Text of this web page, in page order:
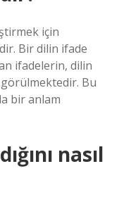
için
Bir dilin ifade
ifadelerin, dilin
görülmektedir. Bu
bir anlam
nasıl